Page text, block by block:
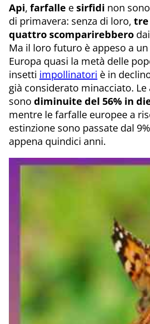
Api, farfalle e sirfidi non
di primavera: senza di loro, tre
quattro scomparirebbero
Ma il loro futuro è appeso a
Europa quasi la metà delle
insetti impollinatori è in
già considerato minacciato.
sono diminuite del 56% in
mentre le farfalle europee a
estinzione sono passate dal
appena quindici anni.